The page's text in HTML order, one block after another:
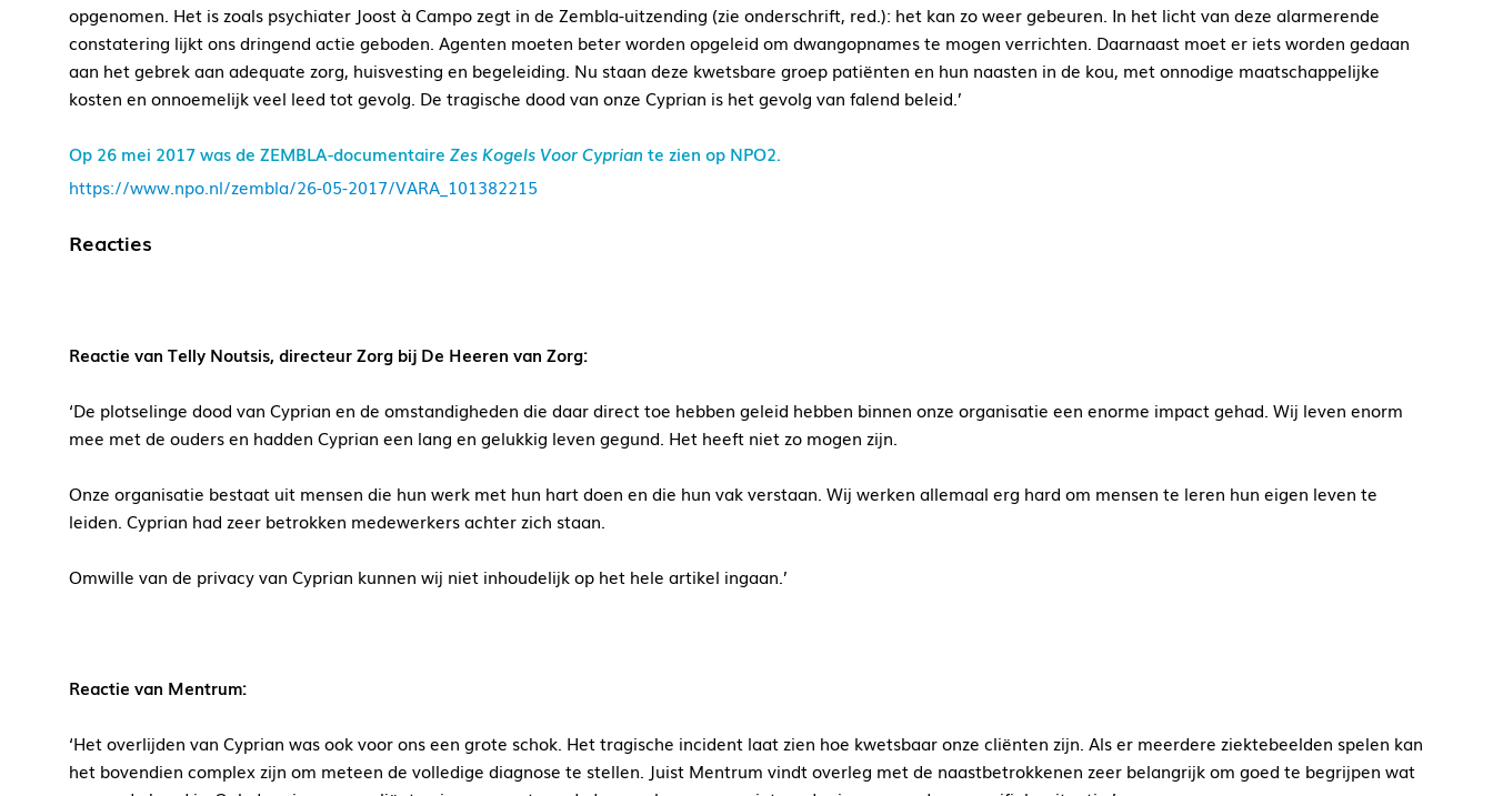
opgenomen. Het is zoals psychiater Joost à Campo zegt in de Zembla-uitzending (zie onderschrift, red.): het kan zo weer gebeuren. In het licht van deze alarmerende
constatering lijkt ons dringend actie geboden. Agenten moeten beter worden opgeleid om dwangopnames te mogen verrichten. Daarnaast moet er iets worden gedaan
aan het gebrek aan adequate zorg, huisvesting en begeleiding. Nu staan deze kwetsbare groep patiënten en hun naasten in de kou, met onnodige maatschappelijke
kosten en onnoemelijk veel leed tot gevolg. De tragische dood van onze Cyprian is het gevolg van falend beleid.’
Op 26 mei 2017 was de ZEMBLA-documentaire Zes Kogels Voor Cyprian te zien op NPO2.
https://www.npo.nl/zembla/26-05-2017/VARA_101382215
Reacties
Reactie van Telly Noutsis, directeur Zorg bij De Heeren van Zorg:
‘De plotselinge dood van Cyprian en de omstandigheden die daar direct toe hebben geleid hebben binnen onze organisatie een enorme impact gehad. Wij leven enorm
mee met de ouders en hadden Cyprian een lang en gelukkig leven gegund. Het heeft niet zo mogen zijn.
Onze organisatie bestaat uit mensen die hun werk met hun hart doen en die hun vak verstaan. Wij werken allemaal erg hard om mensen te leren hun eigen leven te
leiden. Cyprian had zeer betrokken medewerkers achter zich staan.
Omwille van de privacy van Cyprian kunnen wij niet inhoudelijk op het hele artikel ingaan.’
Reactie van Mentrum:
‘Het overlijden van Cyprian was ook voor ons een grote schok. Het tragische incident laat zien hoe kwetsbaar onze cliënten zijn. Als er meerdere ziektebeelden spelen kan
het bovendien complex zijn om meteen de volledige diagnose te stellen. Juist Mentrum vindt overleg met de naastbetrokkenen zeer belangrijk om goed te begrijpen wat